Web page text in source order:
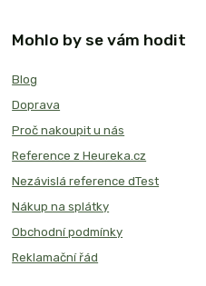
Mohlo by se vám hodit
Blog
Doprava
Proč nakoupit u nás
Reference z Heureka.cz
Nezávislá reference dTest
Nákup na splátky
Obchodní podmínky
Reklamační řád